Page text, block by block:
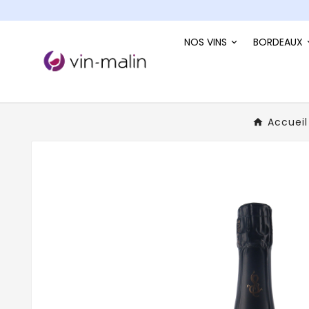
NOS VINS BORDEAUX
Accueil